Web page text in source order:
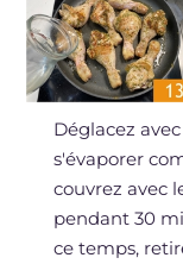
Déglacez
s'évaporer
couvrez avec
pendant 30
ce temps,